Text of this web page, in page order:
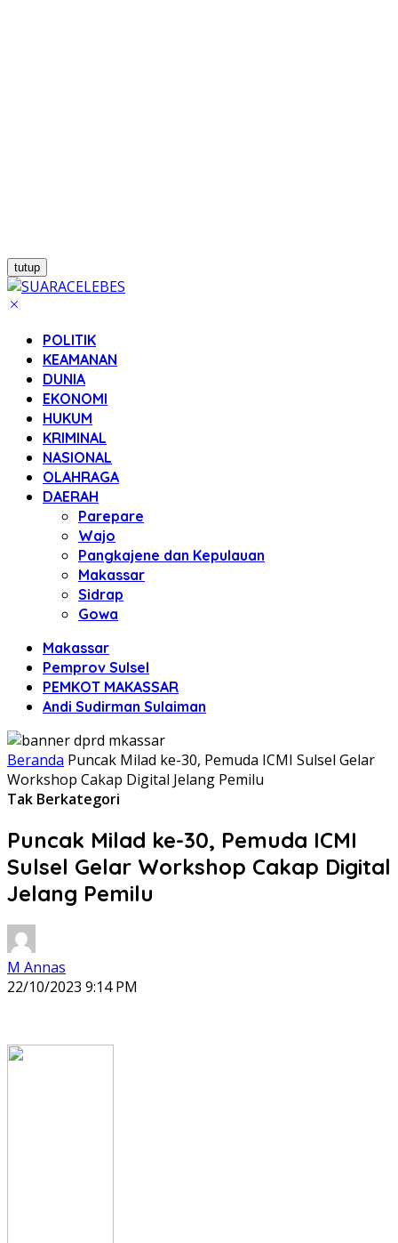
tutup
POLITIK
KEAMANAN
DUNIA
EKONOMI
HUKUM
KRIMINAL
NASIONAL
OLAHRAGA
DAERAH
Parepare
Wajo
Pangkajene dan Kepulauan
Makassar
Sidrap
Gowa
Makassar
Pemprov Sulsel
PEMKOT MAKASSAR
Andi Sudirman Sulaiman
Beranda Puncak Milad ke-30, Pemuda ICMI Sulsel Gelar
Workshop Cakap Digital Jelang Pemilu
Tak Berkategori
Puncak Milad ke-30, Pemuda ICMI
Sulsel Gelar Workshop Cakap Digital
Jelang Pemilu
M Annas
22/10/2023 9:14 PM